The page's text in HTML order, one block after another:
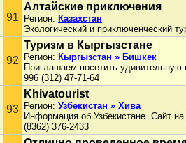
91
Алтайские приключения
Регион: Казахстан
Экологический и приключенческий
92
Туризм в Кыргызстане
Регион: Кыргызстан » Бишкек
Приглашаем посетить удивительную
996 (312) 47-71-64
93
Khivatourist
Регион: Узбекистан » Хива
Информация об Узбекистане. Сайт
(8362) 376-2433